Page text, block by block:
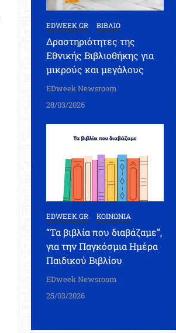
EDWEEK.GR ΒΙΒΛΙΟ
Δραστηριότητες της
Εθνικής Βιβλιοθήκης για
μικρούς και μεγάλους
EDweek Newsroom
28/03/2026
EDWEEK.GR ΚΟΙΝΩΝΙΑ
“Τα βιβλία που διαβάζαμε”,
για την Παγκόσμια Ημέρα
Παιδικού Βιβλίου
EDweek Newsroom
25/03/2026